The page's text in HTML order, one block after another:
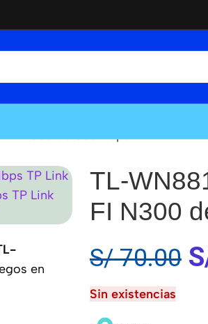
FI N300 de 300Mbps TP-Link
en
TL-
FI N300
S/70.00
Sin existencias